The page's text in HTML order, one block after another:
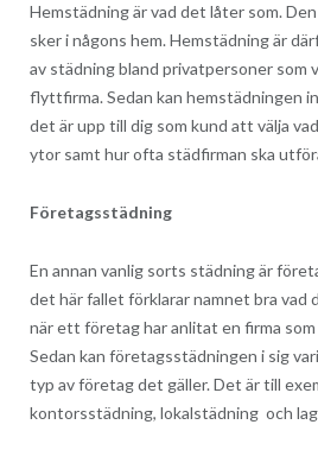
Hemstädning är vad det låter som.
sker i någons hem. Hemstädning är
av städning bland privatpersoner som
flyttfirma. Sedan kan hemstädningen
det är upp till dig som kund att välja
ytor samt hur ofta städfirman ska
Företagsstädning
En annan vanlig sorts städning är
det här fallet förklarar namnet bra vad
när ett företag har anlitat en firma
Sedan kan företagsstädningen i sig
typ av företag det gäller. Det är till
kontorsstädning, lokalstädning och